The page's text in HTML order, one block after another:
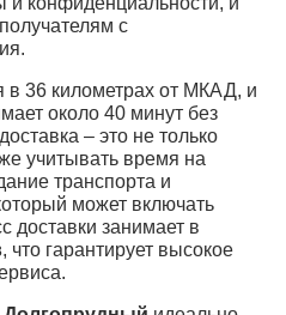
с
в 36 километрах от МКАД, и
около 40 минут без
– это не только
учитывать время на
транспорта и
может включать
доставки занимает в
, что гарантирует высокое